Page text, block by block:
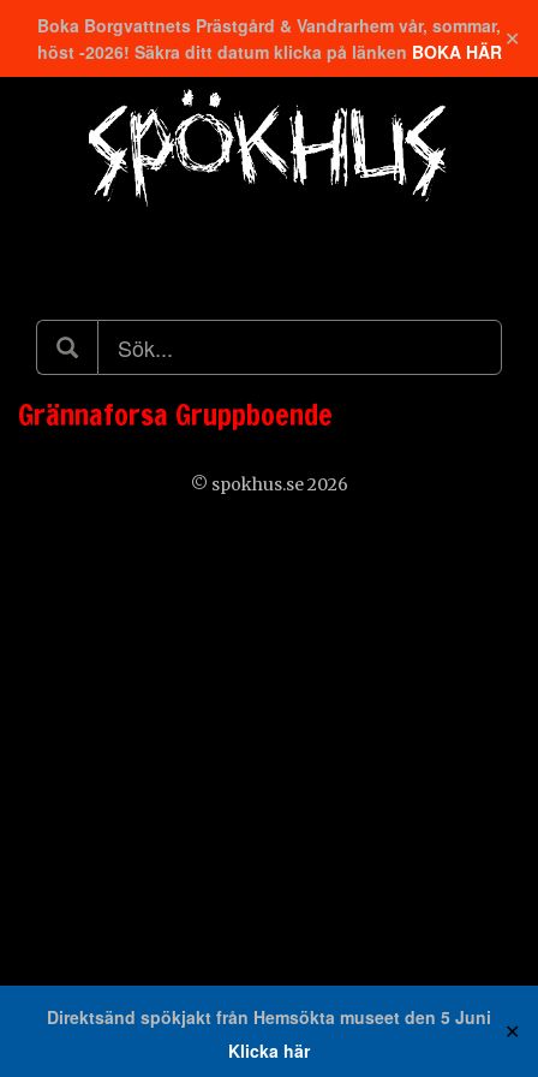
Direktsänd spökjakt från Hemsökta museet den 5 Juni
Klicka här
✕
Boka Borgvattnets Prästgård & Vandrarhem vår, sommar,
höst -2026! Säkra ditt datum klicka på länken BOKA HÄR ✕
Grännaforsa Gruppboende
© spokhus.se 2026